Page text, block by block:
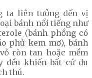
ta liên tưởng đến vị
bánh nổi tiếng như
(bánh phồng có
phủ kem mơ), bánh
ròn tan hoặc mềm
đều khiến bất cứ du
thú.